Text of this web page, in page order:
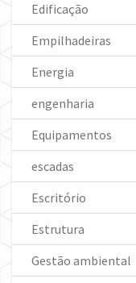
Edificação
Empilhadeiras
Energia
engenharia
Equipamentos
escadas
Escritório
Estrutura
Gestão ambiental